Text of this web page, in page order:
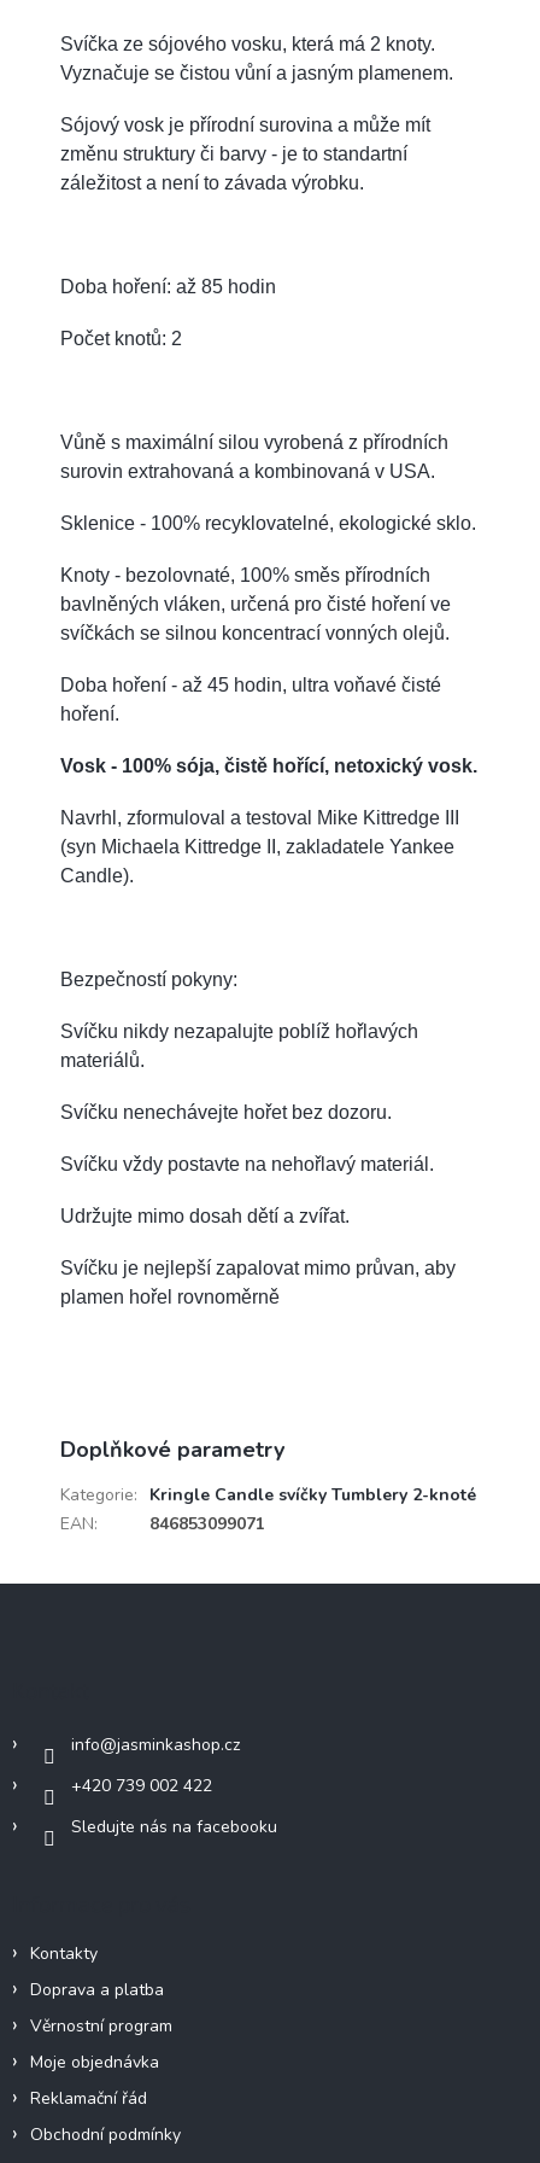
Svíčka ze sójového vosku, která má 2 knoty.
Vyznačuje se čistou vůní a jasným plamenem.
Sójový vosk je přírodní surovina a může mít
změnu struktury či barvy - je to standartní
záležitost a není to závada výrobku.
Doba hoření: až 85 hodin
Počet knotů: 2
Vůně s maximální silou vyrobená z přírodních
surovin extrahovaná a kombinovaná v USA.
Sklenice - 100% recyklovatelné, ekologické sklo.
Knoty - bezolovnaté, 100% směs přírodních
bavlněných vláken, určená pro čisté hoření ve
svíčkách se silnou koncentrací vonných olejů.
Doba hoření - až 45 hodin, ultra voňavé čisté
hoření.
Vosk - 100% sója, čistě hořící, netoxický vosk.
Navrhl, zformuloval a testoval Mike Kittredge III
(syn Michaela Kittredge II, zakladatele Yankee
Candle).
Bezpečností pokyny:
Svíčku nikdy nezapalujte poblíž hořlavých
materiálů.
Svíčku nenechávejte hořet bez dozoru.
Svíčku vždy postavte na nehořlavý materiál.
Udržujte mimo dosah dětí a zvířat.
Svíčku je nejlepší zapalovat mimo průvan, aby
plamen hořel rovnoměrně
Doplňkové parametry
Kategorie:
Kringle Candle svíčky Tumblery 2-knoté
EAN: 846853099071
info@jasminkashop.cz
+420 739 002 422
Sledujte nás na facebooku
Kontakty
Doprava a platba
Věrnostní program
Moje objednávka
Reklamační řád
Obchodní podmínky